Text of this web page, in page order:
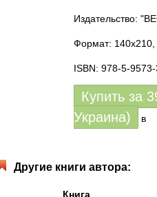
Издательство:
Формат: 140x210,
ISBN: 978-5-
Купить за
Украина)
в
Другие книги автора:
Книга